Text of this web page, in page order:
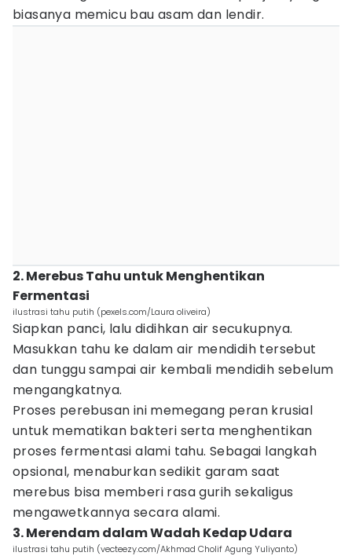
biasanya memicu bau asam dan lendir.
2. Merebus Tahu untuk Menghentikan
Fermentasi
ilustrasi tahu putih (pexels.com/Laura oliveira)
Siapkan panci, lalu didihkan air secukupnya.
Masukkan tahu ke dalam air mendidih tersebut
dan tunggu sampai air kembali mendidih sebelum
mengangkatnya.
Proses perebusan ini memegang peran krusial
untuk mematikan bakteri serta menghentikan
proses fermentasi alami tahu. Sebagai langkah
opsional, menaburkan sedikit garam saat
merebus bisa memberi rasa gurih sekaligus
mengawetkannya secara alami.
3. Merendam dalam Wadah Kedap Udara
ilustrasi tahu putih (vecteezy.com/Akhmad Cholif Agung Yuliyanto)